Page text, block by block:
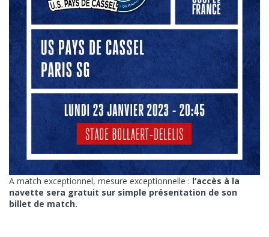
A match exceptionnel, mesure exceptionnelle : l’accès à la
navette sera gratuit sur simple présentation de son
billet de match.